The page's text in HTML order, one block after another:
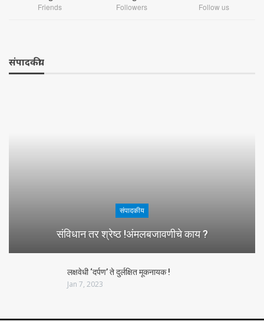
Friends Followers Follow us
संपादकीय
संपादकीय
संविधान तर श्रेष्ठ !अंमलबजावणीचे काय ?
लक्षवेधी ‘दर्पण’ ते दुर्लक्षित मूकनायक !
Jan 7, 2023